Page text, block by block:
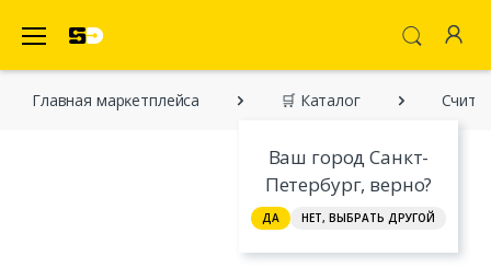
Ваш город Санкт-
Петербург, верно?
ДА НЕТ, ВЫБРАТЬ ДРУГОЙ
Главная марĸетплейса 🛒 Каталог